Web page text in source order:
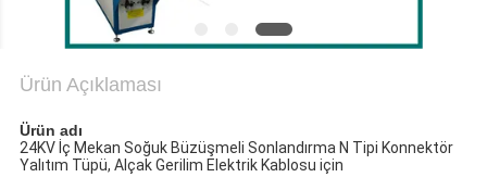
Ürün Açıklaması
Ürün adı
24KV İç Mekan Soğuk Büzüşmeli Sonlandırma N Tipi Konnektör
Yalıtım Tüpü, Alçak Gerilim Elektrik Kablosu için